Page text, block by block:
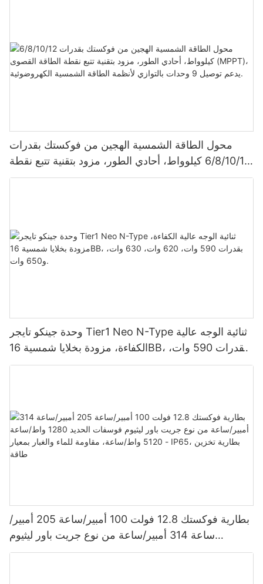
محول الطاقة الشمسية الهجين من فوكستك بقدرات
6/8/10/12 كيلوواط، أحادي الطور، مزود بتقنية تتبع نقطة
الطاقة القصوى (MPPT)، يدعم توصيل 9 وحدات بالتوازي
وحدة جينكو تايجر Tier1 Neo N-Type ثنائية الوجه عالية
الكفاءة، مزودة بخلايا شمسية 16BB، بقدرات 590 وات،
620 وات، 630 وات، و650 وات.
بطارية فوكستك 12.8 فولت 100 أمبير/ساعة 205 أمبير/
ساعة 314 أمبير/ساعة من نوع جريت باور ليثيوم
فوسفات الحديد 1280 واط/ساعة - 5120 واط/ساعة،